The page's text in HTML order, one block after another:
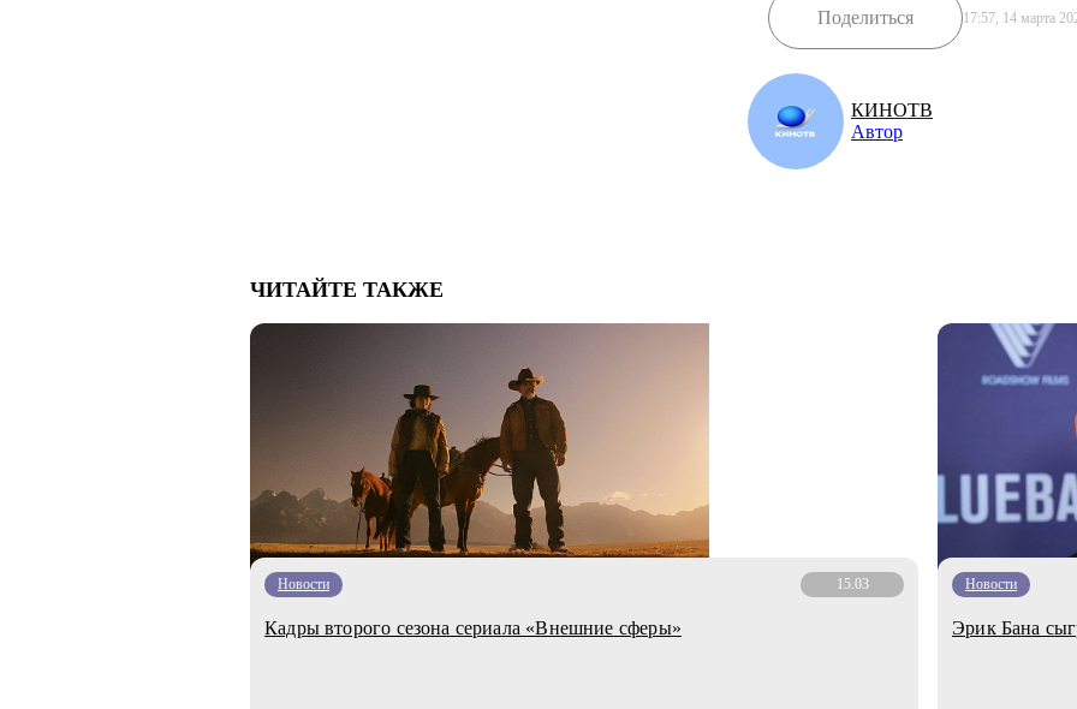
Поделиться 17:57, 14 марта
КИНОТВ
Автор
ЧИТАЙТЕ ТАКЖЕ
Новости 15.03
Кадры второго сезона сериала «Внешние сферы»
Новости
Эрик Бана